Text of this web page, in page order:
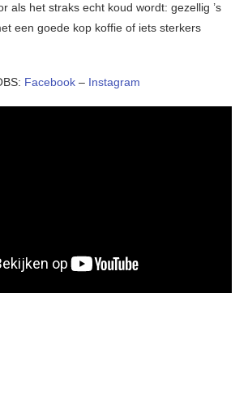
als het straks echt koud wordt: gezellig ’s
een goede kop koffie of iets sterkers
Facebook – Instagram